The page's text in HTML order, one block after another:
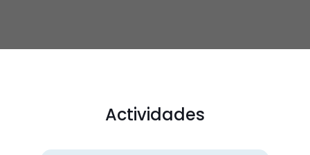
Actividades